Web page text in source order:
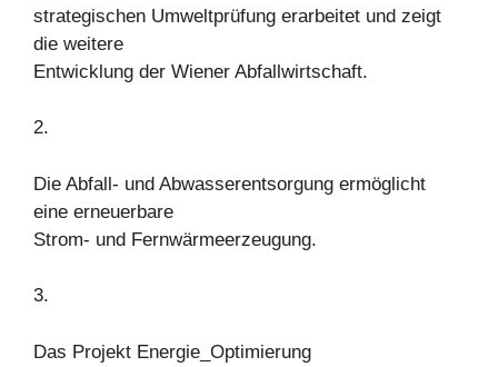
strategischen Umweltprüfung erarbeitet und zeigt
die weitere
Entwicklung der Wiener Abfallwirtschaft.
2.
Die Abfall- und Abwasserentsorgung ermöglicht
eine erneuerbare
Strom- und Fernwärmeerzeugung.
3.
Das Projekt Energie_Optimierung